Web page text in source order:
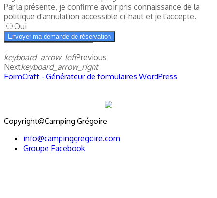
Par la présente, je confirme avoir pris connaissance de la
politique d'annulation accessible ci-haut et je l'accepte.
Oui
Envoyer ma demande de réservation
keyboard_arrow_leftPrevious
Nextkeyboard_arrow_right
FormCraft - Générateur de formulaires WordPress
Copyright@Camping Grégoire
info@campinggregoire.com
Groupe Facebook